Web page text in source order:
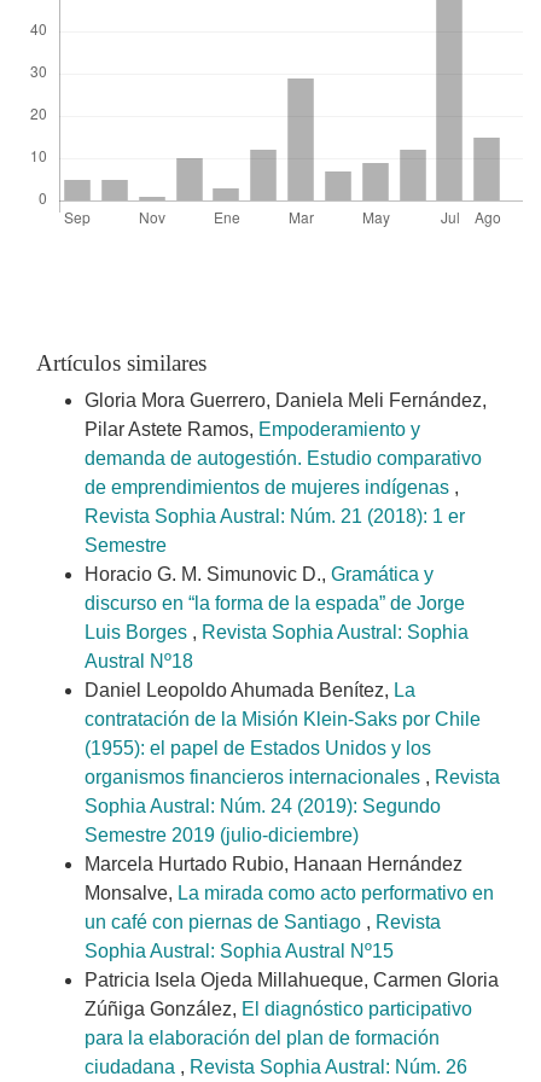
Artículos similares
Gloria Mora Guerrero, Daniela Meli Fernández,
Pilar Astete Ramos, Empoderamiento y
demanda de autogestión. Estudio comparativo
de emprendimientos de mujeres indígenas ,
Revista Sophia Austral: Núm. 21 (2018): 1 er
Semestre
Horacio G. M. Simunovic D., Gramática y
discurso en “la forma de la espada” de Jorge
Luis Borges , Revista Sophia Austral: Sophia
Austral Nº18
Daniel Leopoldo Ahumada Benítez, La
contratación de la Misión Klein-Saks por Chile
(1955): el papel de Estados Unidos y los
organismos financieros internacionales , Revista
Sophia Austral: Núm. 24 (2019): Segundo
Semestre 2019 (julio-diciembre)
Marcela Hurtado Rubio, Hanaan Hernández
Monsalve, La mirada como acto performativo en
un café con piernas de Santiago , Revista
Sophia Austral: Sophia Austral Nº15
Patricia Isela Ojeda Millahueque, Carmen Gloria
Zúñiga González, El diagnóstico participativo
para la elaboración del plan de formación
ciudadana , Revista Sophia Austral: Núm. 26